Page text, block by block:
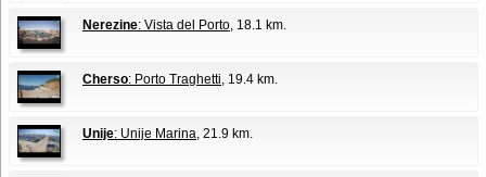
Nerezine: Vista del Porto, 18.1 km.
Cherso: Porto Traghetti, 19.4 km.
Unije: Unije Marina, 21.9 km.